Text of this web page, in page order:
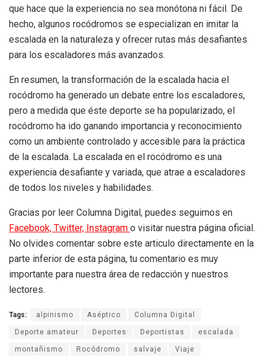
que hace que la experiencia no sea monótona ni fácil. De
hecho, algunos rocódromos se especializan en imitar la
escalada en la naturaleza y ofrecer rutas más desafiantes
para los escaladores más avanzados.
En resumen, la transformación de la escalada hacia el
rocódromo ha generado un debate entre los escaladores,
pero a medida que éste deporte se ha popularizado, el
rocódromo ha ido ganando importancia y reconocimiento
como un ambiente controlado y accesible para la práctica
de la escalada. La escalada en el rocódromo es una
experiencia desafiante y variada, que atrae a escaladores
de todos los niveles y habilidades.
Gracias por leer Columna Digital, puedes seguirnos en
Facebook, Twitter, Instagram o visitar nuestra página oficial.
No olvides comentar sobre este articulo directamente en la
parte inferior de esta página, tu comentario es muy
importante para nuestra área de redacción y nuestros
lectores.
Tags: alpinismo Aséptico Columna Digital
Deporte amateur Deportes Deportistas escalada
montañismo Rocódromo salvaje Viaje